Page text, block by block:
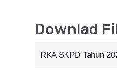
Downlad
RKA SKPD Tahun